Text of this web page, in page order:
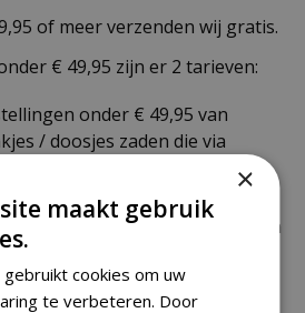
of meer verzenden wij gratis.
€ 49,95 zijn er 2 tarieven:
onder € 49,95 van
/ doosjes zaden die via
onder € 49,95 voor de
die via pakketpost worden
×
maakt gebruik
cookies om uw
te verbeteren. Door